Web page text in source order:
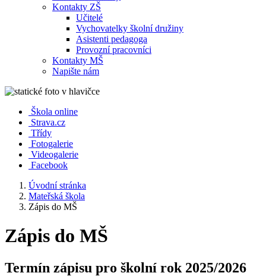
Kontakty ZŠ
Učitelé
Vychovatelky školní družiny
Asistenti pedagoga
Provozní pracovníci
Kontakty MŠ
Napište nám
Škola online
Strava.cz
Třídy
Fotogalerie
Videogalerie
Facebook
Úvodní stránka
Mateřská škola
Zápis do MŠ
Zápis do MŠ
Termín zápisu pro školní rok 2025/2026